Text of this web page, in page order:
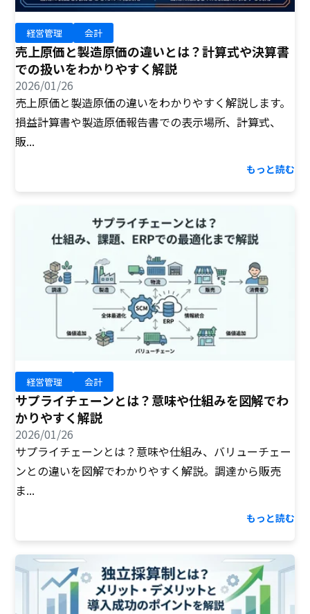
経営管理 会計
売上原価と製造原価の違いとは？計算式や決算書
での扱いをわかりやすく解説
2026/01/26
売上原価と製造原価の違いをわかりやすく解説します。
損益計算書や製造原価報告書での表示場所、計算式、
販...
もっと読む
経営管理 会計
サプライチェーンとは？意味や仕組みを図解でわ
かりやすく解説
2026/01/26
サプライチェーンとは？意味や仕組み、バリューチェー
ンとの違いを図解でわかりやすく解説。調達から販売
ま...
もっと読む